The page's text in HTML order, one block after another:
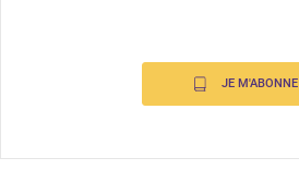
JE M'ABONNE